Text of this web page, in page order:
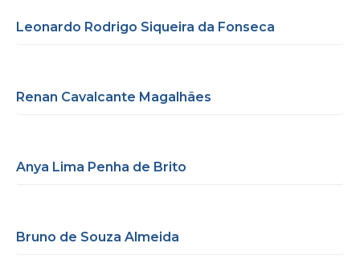
Leonardo Rodrigo Siqueira da Fonseca
Renan Cavalcante Magalhães
Anya Lima Penha de Brito
Bruno de Souza Almeida